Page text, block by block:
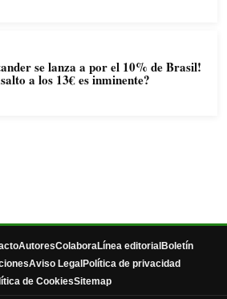
se lanza a por el 10% de Brasil!
a los 13€ es inminente?
AutoresColaboraLínea editorial Boletín
Aviso Legal Política de privacidad
de CookiesSitemap